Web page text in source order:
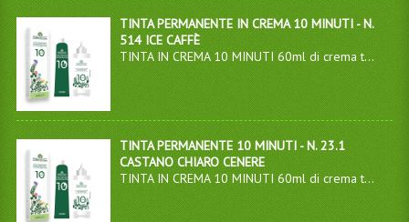
TINTA PERMANENTE IN CREMA 10 MINUTI - N.
514 ICE CAFFÈ
TINTA IN CREMA 10 MINUTI 60ml di crema t...
TINTA PERMANENTE 10 MINUTI - N. 23.1
CASTANO CHIARO CENERE
TINTA IN CREMA 10 MINUTI 60ml di crema t...